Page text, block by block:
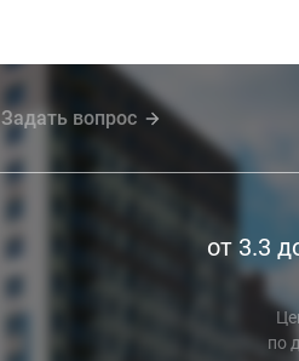
Задать вопрос
от 3.3
по